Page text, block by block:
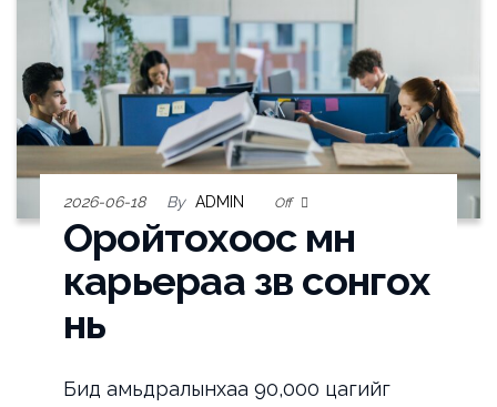
2026-06-18 By ADMIN Off
Оройтохоос өмнө
карьераа зөв сонгох
нь
Бид амьдралынхаа 90,000 цагийг